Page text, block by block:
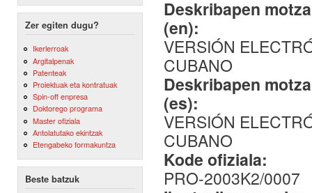
Zer egiten dugu?
Ikerlerroak
Argitalpenak
Patenteak
Proiektuak eta kontratuak
Spin-off enpresa
Doktorego programa
Master ofiziala
Antolatutako ekintzak
Etengabeko formakuntza
Beste batzuk
Deskribapen
(en):
VERSIÓN
CUBANO
Deskribapen
(es):
VERSIÓN
CUBANO
Kode ofiziala:
PRO-2003K2/0007